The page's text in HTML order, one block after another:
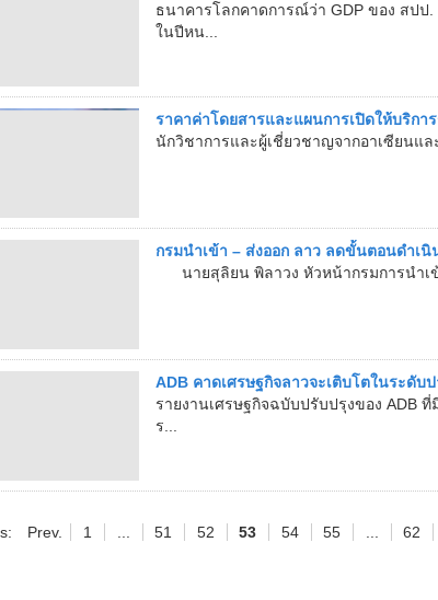
ธนาคารโลกคาดการณ์ว่า GDP ของ สปป
ในปีหน...
ราคาค่าโดยสารและแผนการเปิดให้บริกา
นักวิชาการและผู้เชี่ยวชาญจากอาเซียนแล
กรมนำเข้า – ส่งออก ลาว ลดขั้นตอนดำเ
นายสุลิยน พิลาวง หัวหน้ากรมการนำเข้
ADB คาดเศรษฐกิจลาวจะเติบโตในระดับ
รายงานเศรษฐกิจฉบับปรับปรุงของ ADB
ร...
Prev. 1 51 52 53 54 55 62